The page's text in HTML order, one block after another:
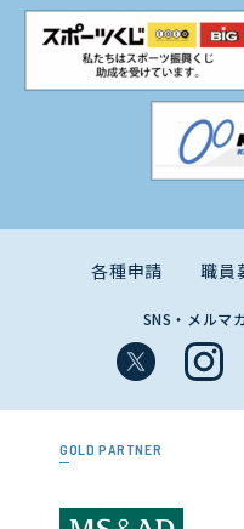
各種申請 職員
SNS・メルマ
GOLD PARTNER